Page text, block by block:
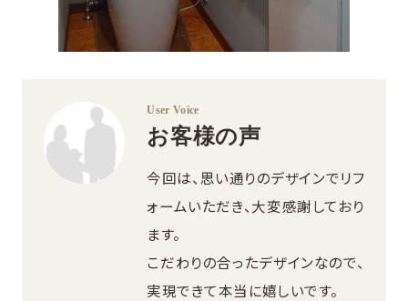
User Voice
お客様の声
今回は、思い通りのデザインでリフ
ォームいただき、大変感謝しており
ます。
こだわりの合ったデザインなので、
実現できて本当に嬉しいです。